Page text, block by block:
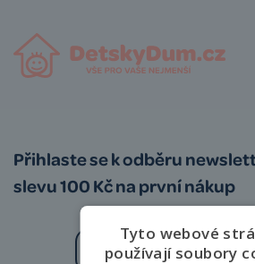
Přihlaste se k odběru
slevu 100 Kč na první nákup
Tyto webové
používají soubory